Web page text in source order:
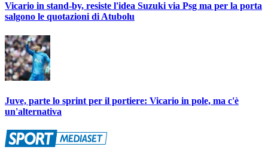
Vicario in stand-by, resiste l'idea Suzuki via Psg ma per la porta
salgono le quotazioni di Atubolu
Juve, parte lo sprint per il portiere: Vicario in pole, ma c'è
un'alternativa